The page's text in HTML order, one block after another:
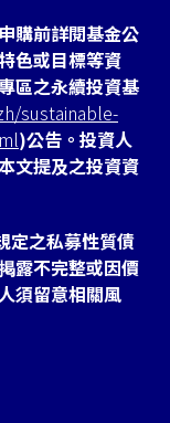
購前詳閱基金公
色或目標等資
區之永續投資基
sustainable-
)公告。投資人
文提及之投資資
定之私募性質債
露不完整或因價
須留意相關風